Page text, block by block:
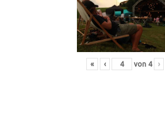
« ‹ von 4 ›